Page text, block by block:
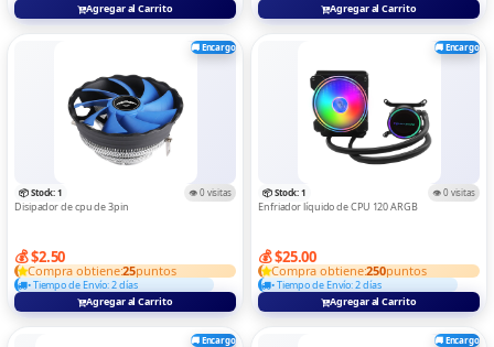
Agregar al Carrito
Agregar al Carrito
🚚 Encargo
📦 Stock: 1 👁️ 0 visitas
Disipador de cpu de 3pin
💰 $2.50
Compra obtiene:25puntos
• Tiempo de Envío: 2 días
Agregar al Carrito
🚚 Encargo
📦 Stock: 1 👁️ 0 visitas
Enfriador líquido de CPU 120 ARGB
💰 $25.00
Compra obtiene:250puntos
• Tiempo de Envío: 2 días
Agregar al Carrito
🚚 Encargo 🚚 Encargo